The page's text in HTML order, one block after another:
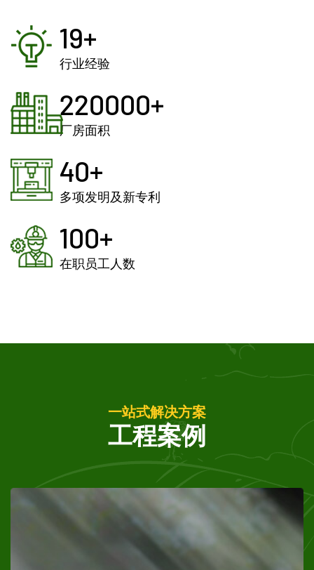
19+
行业经验
220000+
厂房面积
40+
多项发明及新专利
100+
在职员工人数
一站式解决方案
工程案例